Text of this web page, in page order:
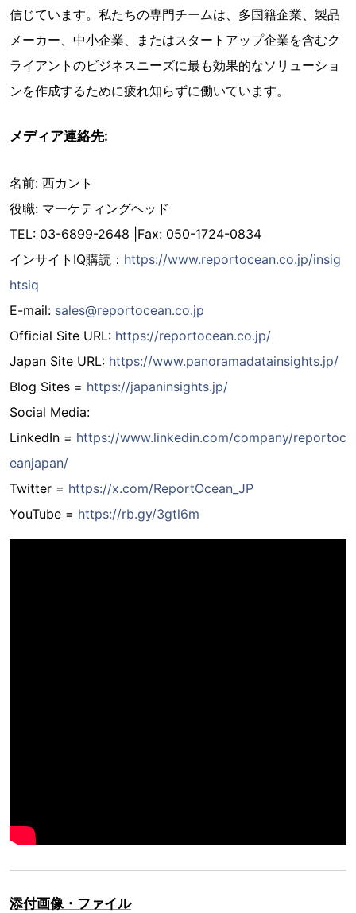
信じています。私たちの専門チームは、多国籍企業、製品
メーカー、中小企業、またはスタートアップ企業を含むク
ライアントのビジネスニーズに最も効果的なソリューショ
ンを作成するために疲れ知らずに働いています。
メディア連絡先:
名前: 西カント
役職: マーケティングヘッド
TEL: 03-6899-2648 |Fax: 050-1724-0834
インサイトIQ購読： https://www.reportocean.co.jp/insig
htsiq
E-mail: sales@reportocean.co.jp
Official Site URL: https://reportocean.co.jp/
Japan Site URL: https://www.panoramadatainsights.jp/
Blog Sites = https://japaninsights.jp/
Social Media:
LinkedIn = https://www.linkedin.com/company/reportoc
eanjapan/
Twitter = https://x.com/ReportOcean_JP
YouTube = https://rb.gy/3gtl6m
添付画像・ファイル